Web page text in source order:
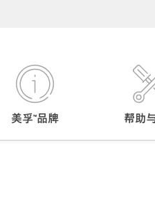
美孚™品牌 帮助